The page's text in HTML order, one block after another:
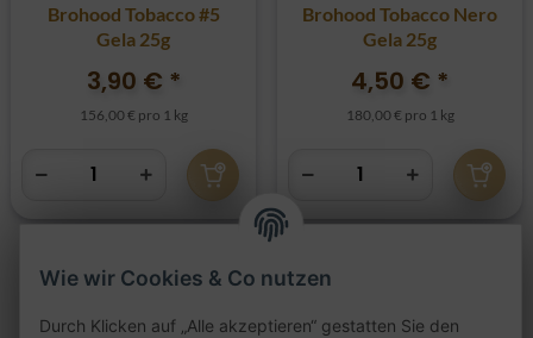
Brohood Tobacco #5
Gela 25g
3,90 € *
156,00 € pro 1 kg
Brohood Tobacco Nero
Gela 25g
4,50 € *
180,00 € pro 1 kg
Artikel 1 - 10 von 10
Wie wir Cookies & Co nutzen
Durch Klicken auf „Alle akzeptieren“ gestatten Sie den